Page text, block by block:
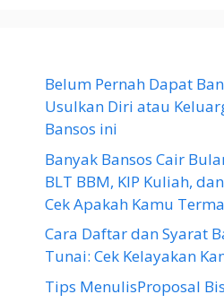
Belum Pernah Dapat
Usulkan Diri atau
Bansos ini
Banyak Bansos Cair
BLT BBM, KIP Kuliah,
Cek Apakah Kamu
Cara Daftar dan Syarat
Tunai: Cek Kelayakan
Tips MenulisProposal